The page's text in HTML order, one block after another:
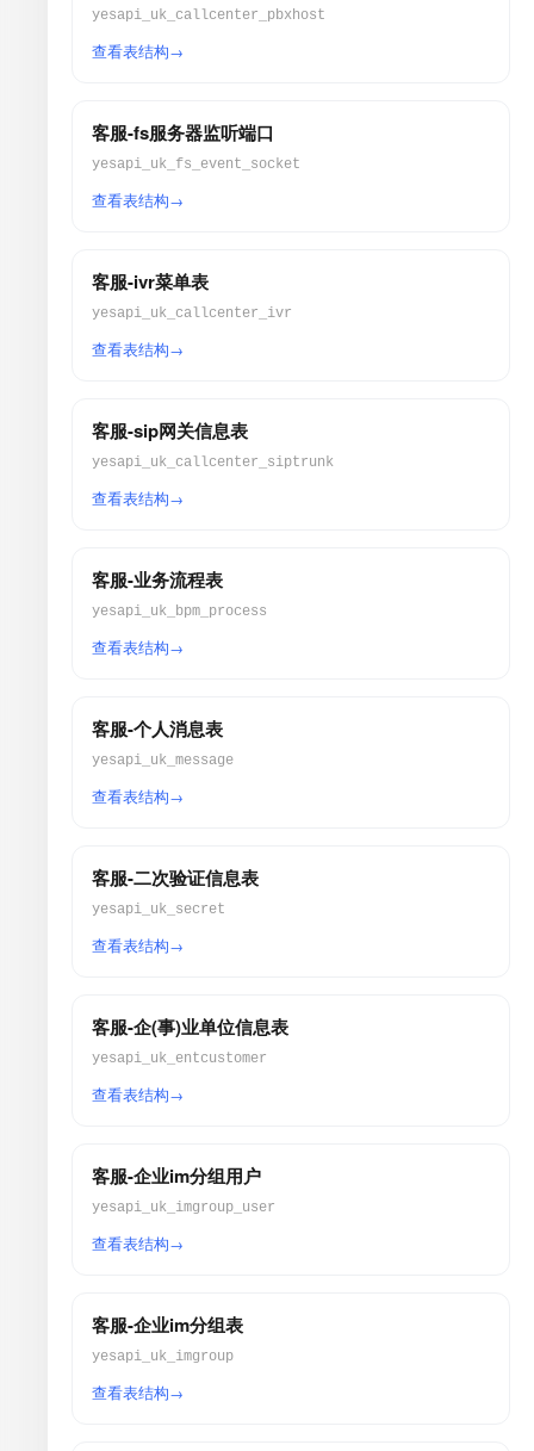
yesapi_uk_callcenter_pbxhost
查看表结构
客服-fs服务器监听端口
yesapi_uk_fs_event_socket
查看表结构
客服-ivr菜单表
yesapi_uk_callcenter_ivr
查看表结构
客服-sip网关信息表
yesapi_uk_callcenter_siptrunk
查看表结构
客服-业务流程表
yesapi_uk_bpm_process
查看表结构
客服-个人消息表
yesapi_uk_message
查看表结构
客服-二次验证信息表
yesapi_uk_secret
查看表结构
客服-企(事)业单位信息表
yesapi_uk_entcustomer
查看表结构
客服-企业im分组用户
yesapi_uk_imgroup_user
查看表结构
客服-企业im分组表
yesapi_uk_imgroup
查看表结构